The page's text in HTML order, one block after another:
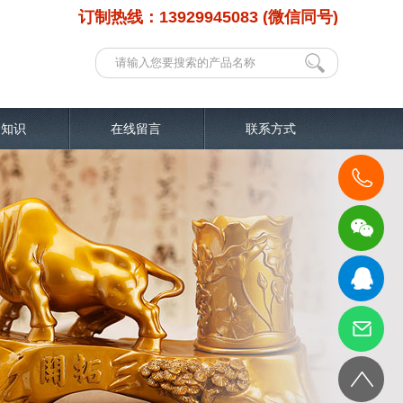
订制热线：13929945083 (微信同号)
识 在线留言 联系方式